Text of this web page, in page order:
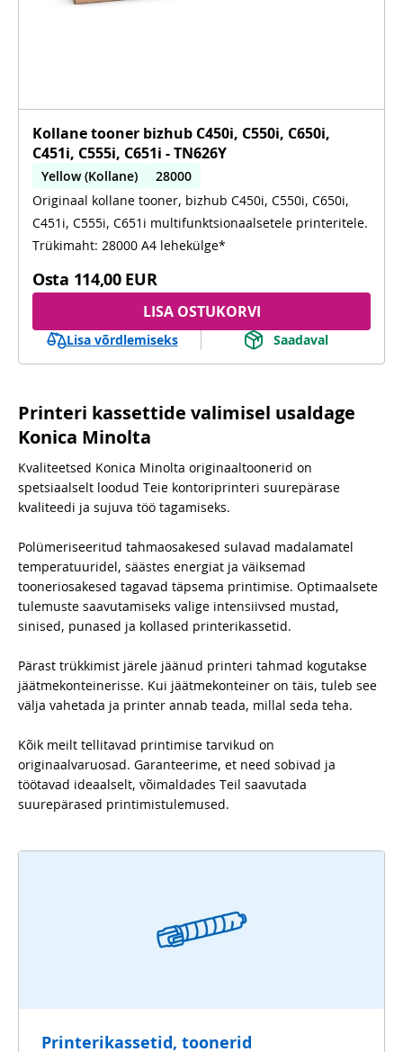
Kollane tooner bizhub C450i, C550i, C650i,
C451i, C555i, C651i - TN626Y
Yellow (Kollane)
28000
C450i, C550i, C650i, C451i, C555i, C651i
Originaal kollane tooner, bizhub C450i, C550i, C650i,
C451i, C555i, C651i multifunktsionaalsetele printeritele.
Trükimaht: 28000 A4 lehekülge*
Osta 114,00 EUR
LISA OSTUKORVI
Lisa võrdlemiseks Saadaval
Printeri kassettide valimisel usaldage
Konica Minolta
Kvaliteetsed Konica Minolta originaaltoonerid on
spetsiaalselt loodud Teie kontoriprinteri suurepärase
kvaliteedi ja sujuva töö tagamiseks.
Polümeriseeritud tahmaosakesed sulavad madalamatel
temperatuuridel, säästes energiat ja väiksemad
tooneriosakesed tagavad täpsema printimise. Optimaalsete
tulemuste saavutamiseks valige intensiivsed mustad,
sinised, punased ja kollased printerikassetid.
Pärast trükkimist järele jäänud printeri tahmad kogutakse
jäätmekonteinerisse. Kui jäätmekonteiner on täis, tuleb see
välja vahetada ja printer annab teada, millal seda teha.
Kõik meilt tellitavad printimise tarvikud on
originaalvaruosad. Garanteerime, et need sobivad ja
töötavad ideaalselt, võimaldades Teil saavutada
suurepärased printimistulemused.
Printerikassetid, toonerid